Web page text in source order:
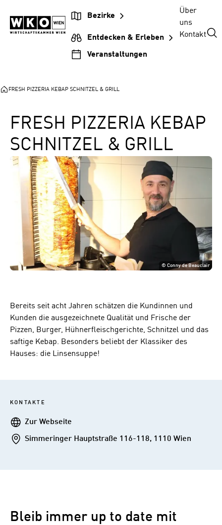
Inhalt
springen
Hauptnavigation
springen
Footer
springen
Bezirke
Entdecken & Erleben
Veranstaltungen
Über
uns
Kontakt
FRESH PIZZERIA KEBAP SCHNITZEL & GRILL
FRESH PIZZERIA KEBAP
SCHNITZEL & GRILL
©Conny de Beauclair
Bereits seit acht Jahren schätzen die Kundinnen und
Kunden die ausgezeichnete Qualität und Frische der
Pizzen, Burger, Hühnerfleischgerichte, Schnitzel und das
saftige Kebap. Besonders beliebt der Klassiker des
Hauses: die Linsensuppe!
KONTAKTE
WebseiteZur Webseite
Addresse
Simmeringer Hauptstraße 116-118, 1110 Wien
Bleib immer up to date mit